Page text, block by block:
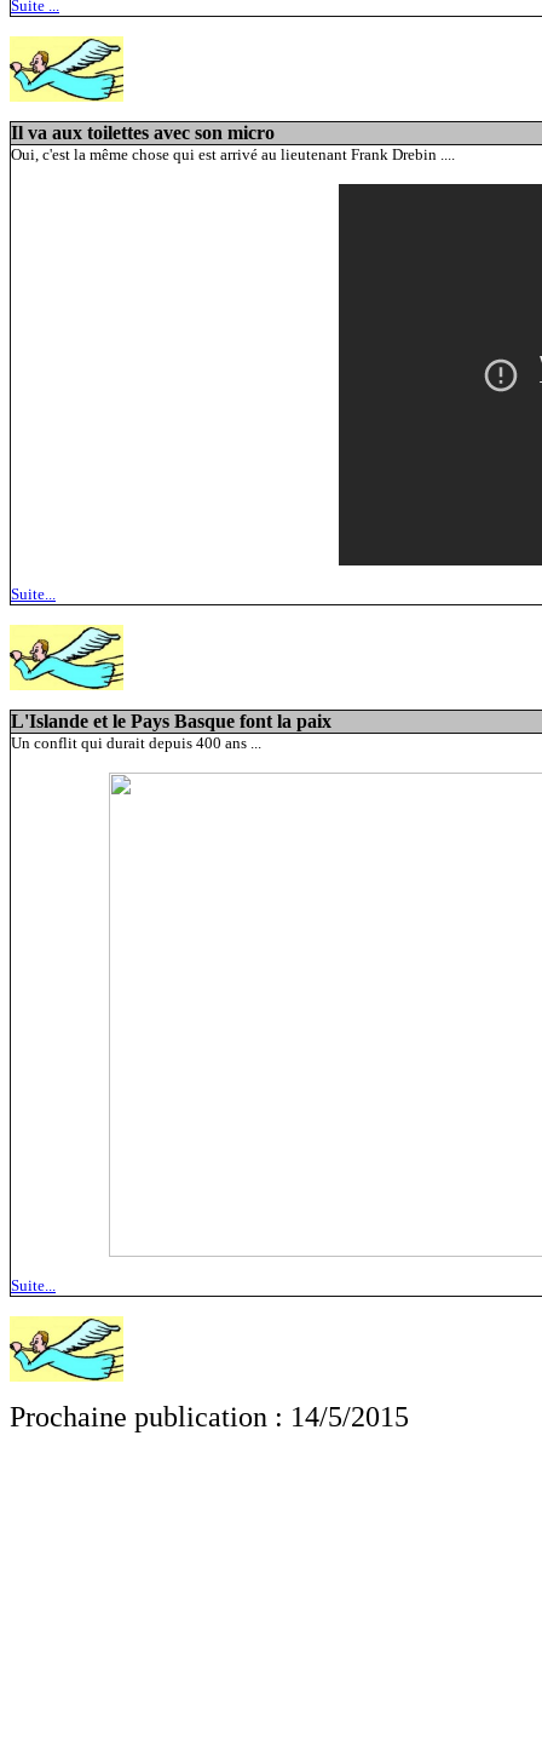
Suite ...
Il va aux toilettes avec son micro
Oui, c'est la même chose qui est arrivé au lieutenant Frank Drebin ....
Suite...
L'Islande et le Pays Basque font la paix
Un conflit qui durait depuis 400 ans ...
Suite...
Prochaine publication : 14/5/2015